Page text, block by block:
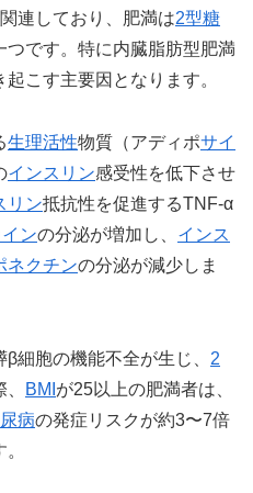
連しており、肥満は2型糖
です。特に内臓脂肪型肥満
こす主要因となります。
生理活性物質（アディポサイ
インスリン感受性を低下させ
リン抵抗性を促進するTNF-α
ンの分泌が増加し、 インス
ネクチンの分泌が減少しま
細胞の機能不全が生じ、 2
BMI が25以上の肥満者は、
病の発症リスクが約3〜7倍